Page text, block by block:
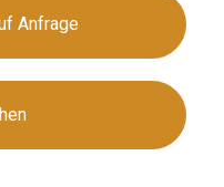
Anfrage